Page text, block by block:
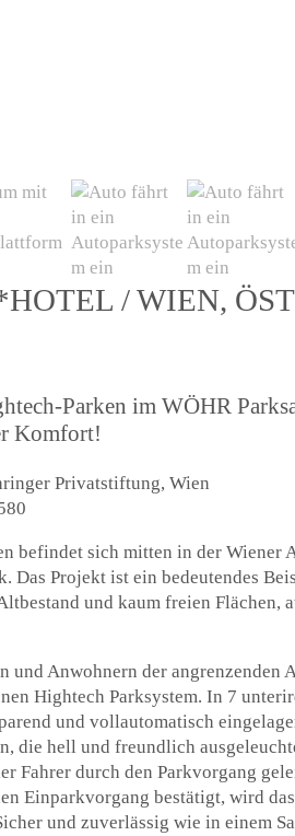
/ WIEN,
Parken im WÖHR
Komfort!
Privatstiftung, Wien
befindet sich mitten in der Wiener
Das Projekt ist ein bedeutendes
und kaum freien Flächen,
und Anwohnern der angrenzenden
Hightech Parksystem. In 7
und vollautomatisch
die hell und freundlich
Fahrer durch den Parkvorgang
Einparkvorgang bestätigt, wird
und zuverlässig wie in einem